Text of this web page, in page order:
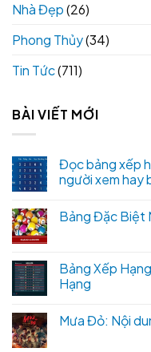
Nhà Đẹp(26)
Phong Thủy(34)
Tin Tức(711)
BÀI VIẾT MỚI
Đọc bảng xếp
người xem hay
Bảng Đặc Biệt
Bảng Xếp
Hạng
Mưa Đỏ: Nội